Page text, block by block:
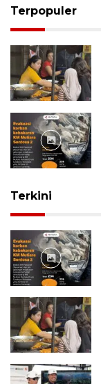
Terpopuler
Terkini